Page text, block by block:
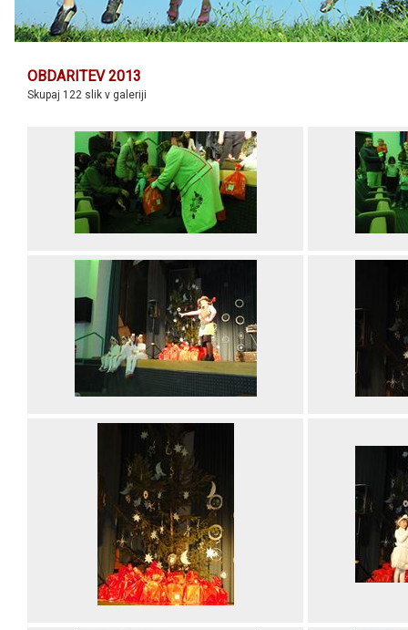
OBDARITEV 2013
Skupaj 122 slik v galeriji